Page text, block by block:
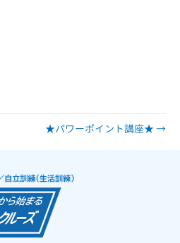
★パワーポイント講座★ →